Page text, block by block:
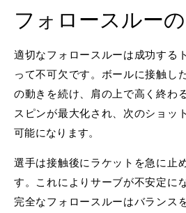
フォロースルー
適切なフォロースルーは成功する
って不可欠です。ボールに接触し
の動きを続け、肩の上で高く終わ
スピンが最大化され、次のショッ
可能になります。
選手は接触後にラケットを急に止
す。これによりサーブが不安定に
完全なフォロースルーはバランス